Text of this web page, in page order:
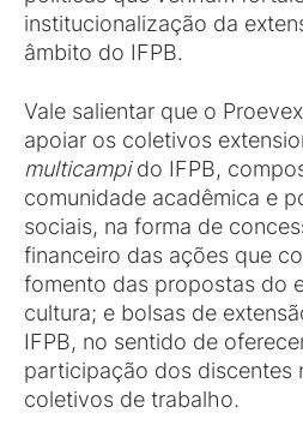
institucionalização da
âmbito do IFPB.
Vale salientar que o
apoiar os coletivos
multicampido IFPB,
comunidade acadêmica e
sociais, na forma de
financeiro das ações que
fomento das propostas do
cultura; e bolsas de
IFPB, no sentido de
participação dos discentes
coletivos de trabalho.